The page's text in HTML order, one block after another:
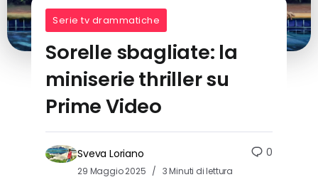
Serie tv drammatiche
Sorelle sbagliate: la
miniserie thriller su
Prime Video
Sveva Loriano
29 Maggio 2025 3 Minuti di lettura
0